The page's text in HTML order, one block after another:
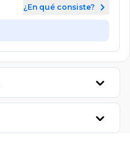
¿En qué consiste?